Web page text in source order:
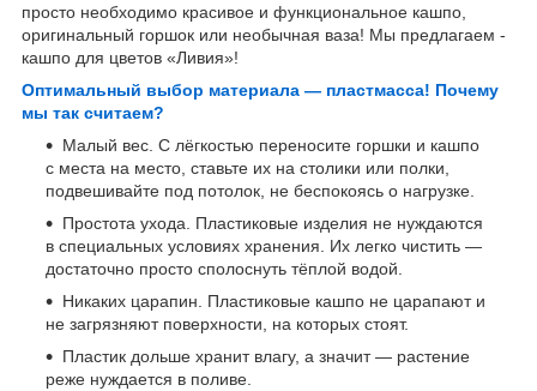
просто необходимо красивое и функциональное кашпо,
оригинальный горшок или необычная ваза! Мы предлагаем -
кашпо для цветов «Ливия»!
Оптимальный выбор материала — пластмасса! Почему
мы так считаем?
Малый вес. С лёгкостью переносите горшки и кашпо
с места на место, ставьте их на столики или полки,
подвешивайте под потолок, не беспокоясь о нагрузке.
Простота ухода. Пластиковые изделия не нуждаются
в специальных условиях хранения. Их легко чистить —
достаточно просто сполоснуть тёплой водой.
Никаких царапин. Пластиковые кашпо не царапают и
не загрязняют поверхности, на которых стоят.
Пластик дольше хранит влагу, а значит — растение
реже нуждается в поливе.